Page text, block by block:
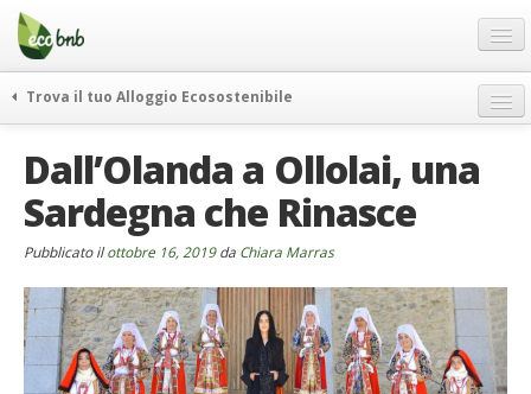
Menu
Salta
contenuto
Offerte Speciali
Regali
FAQ
Chi Siamo
Partner
Contatti
Italiano
Trova il tuo Alloggio Ecosostenibile
itinerari
curiosità
vivere e viaggiare verde
ecohotel
rassegna stampa
Dall’Olanda a Ollolai, una
Sardegna che Rinasce
Pubblicato ilottobre 16, 2019da Chiara Marras